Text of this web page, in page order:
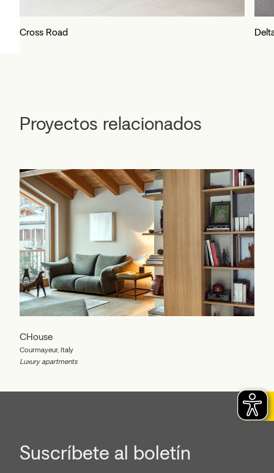
Cross Road
Proyectos relacionados
CHouse
Courmayeur, Italy
Luxury apartments
Suscríbete al boletín